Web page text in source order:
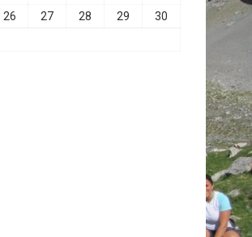
26 27 28 29
30